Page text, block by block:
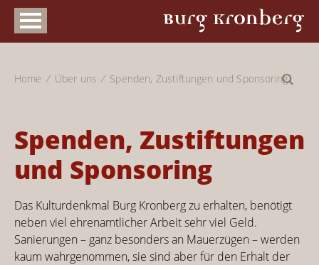
Home Über uns Spenden, Zustiftungen und Sponsoring
Spenden, Zustiftungen
und Sponsoring
Das Kulturdenkmal Burg Kronberg zu erhalten, benötigt
neben viel ehrenamtlicher Arbeit sehr viel Geld.
Sanierungen – ganz besonders an Mauerzügen – werden
kaum wahrgenommen, sie sind aber für den Erhalt der